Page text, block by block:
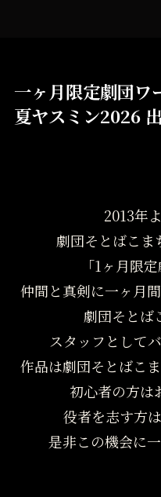
一ヶ月限定劇団ワ
夏ヤスミン2026
2013年
劇団そとばこま
「1ヶ月限
仲間と真剣に一ヶ月
劇団そとば
スタッフとして
作品は劇団そとばこ
初心者の方は
役者を志す方
是非この機会に